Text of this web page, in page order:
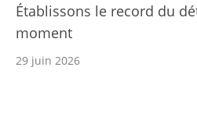
Établissons le record du
moment
29 juin 2026